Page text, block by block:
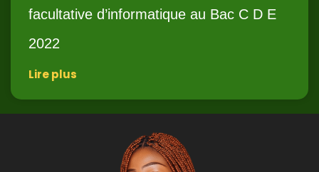
facultative d’informatique au Bac C D E
2022
Lire plus